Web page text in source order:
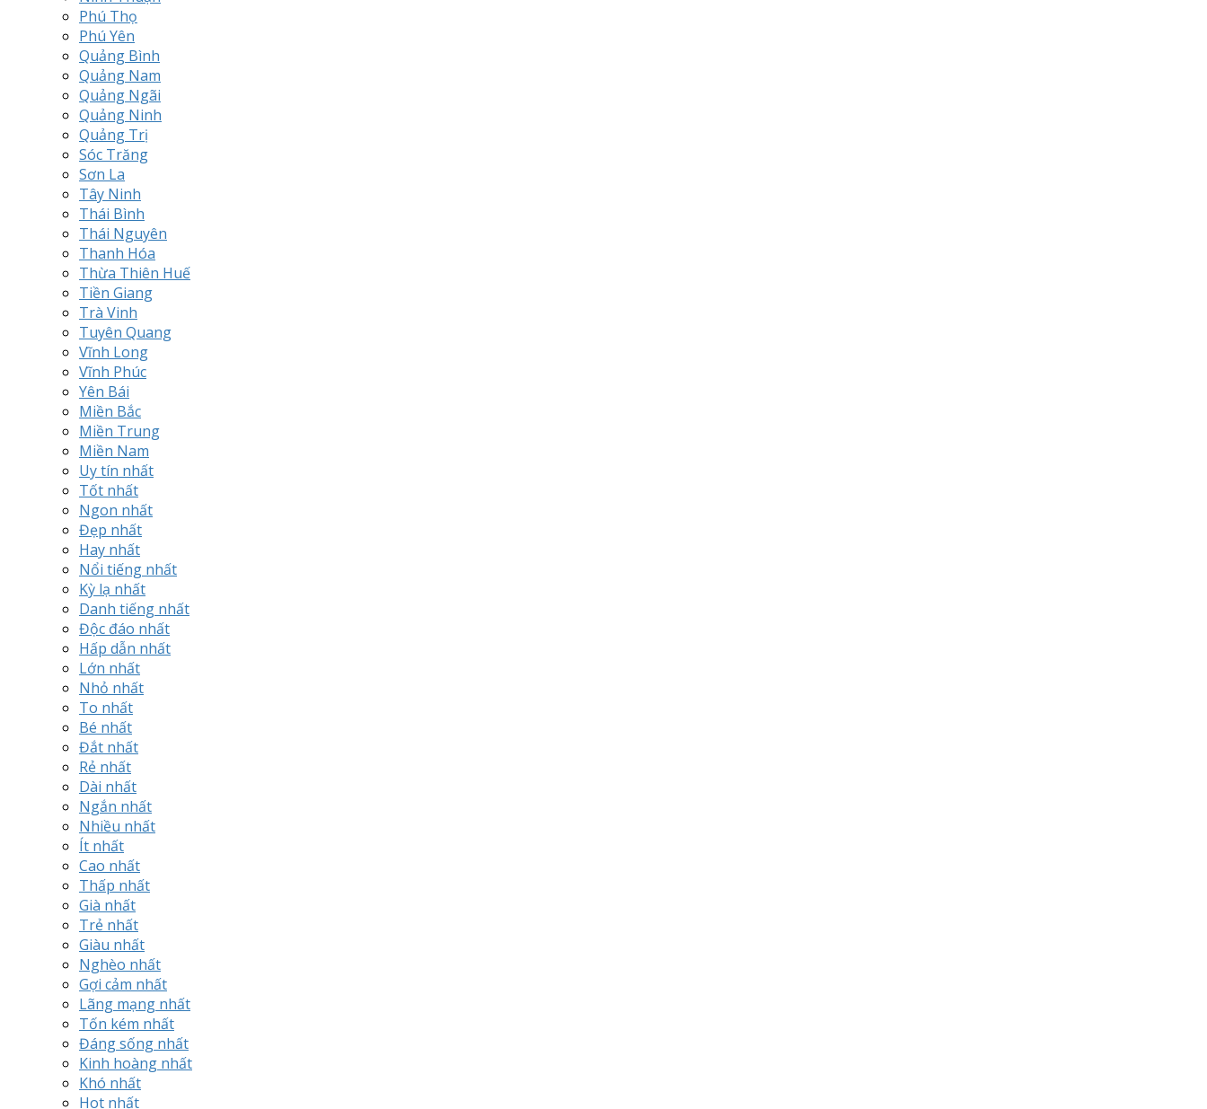
Phú Thọ
Phú Yên
Quảng Bình
Quảng Nam
Quảng Ngãi
Quảng Ninh
Quảng Trị
Sóc Trăng
Sơn La
Tây Ninh
Thái Bình
Thái Nguyên
Thanh Hóa
Thừa Thiên Huế
Tiền Giang
Trà Vinh
Tuyên Quang
Vĩnh Long
Vĩnh Phúc
Yên Bái
Miền Bắc
Miền Trung
Miền Nam
Uy tín nhất
Tốt nhất
Ngon nhất
Đẹp nhất
Hay nhất
Nổi tiếng nhất
Kỳ lạ nhất
Danh tiếng nhất
Độc đáo nhất
Hấp dẫn nhất
Lớn nhất
Nhỏ nhất
To nhất
Bé nhất
Đắt nhất
Rẻ nhất
Dài nhất
Ngắn nhất
Nhiều nhất
Ít nhất
Cao nhất
Thấp nhất
Già nhất
Trẻ nhất
Giàu nhất
Nghèo nhất
Gợi cảm nhất
Lãng mạng nhất
Tốn kém nhất
Đáng sống nhất
Kinh hoàng nhất
Khó nhất
Hot nhất